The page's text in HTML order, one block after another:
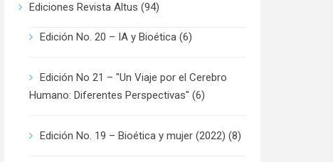
Ediciones Revista Altus (94)
Edición No. 20 – IA y Bioética (6)
Edición No 21 – "Un Viaje por el Cerebro
Humano: Diferentes Perspectivas" (6)
Edición No. 19 – Bioética y mujer (2022) (8)